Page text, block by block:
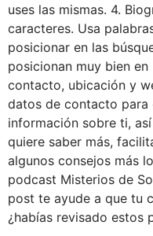
uses las mismas. 4.
caracteres. Usa
posicionar en las
posicionan muy bien
contacto, ubicación y
datos de contacto para
información sobre ti,
quiere saber más,
algunos consejos más
podcast Misterios de
post te ayude a que tu
¿habías revisado estos